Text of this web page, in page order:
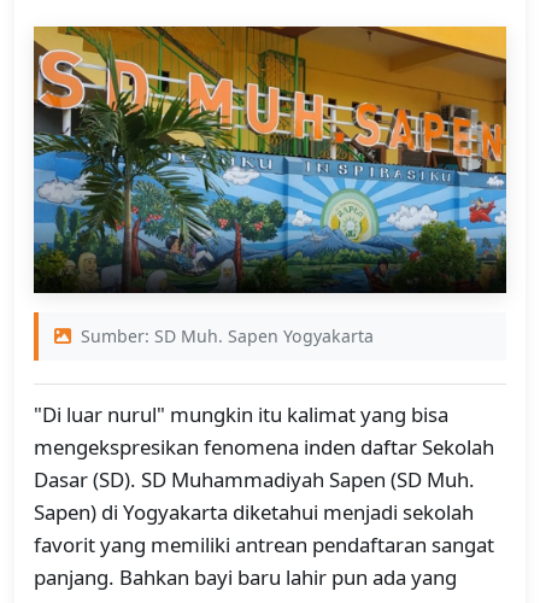
Sumber: SD Muh. Sapen Yogyakarta
"Di luar nurul" mungkin itu kalimat yang bisa
mengekspresikan fenomena inden daftar Sekolah
Dasar (SD). SD Muhammadiyah Sapen (SD Muh.
Sapen) di Yogyakarta diketahui menjadi sekolah
favorit yang memiliki antrean pendaftaran sangat
panjang. Bahkan bayi baru lahir pun ada yang